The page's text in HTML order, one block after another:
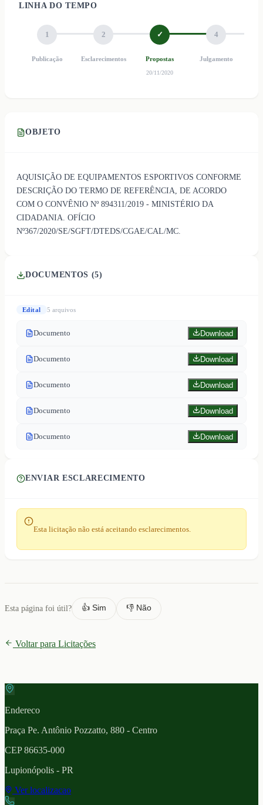
LINHA DO TEMPO
1
Publicação
2
Esclarecimentos
✓
Propostas
20/11/2020
4
Julgamento
OBJETO
AQUISIÇÃO DE EQUIPAMENTOS ESPORTIVOS CONFORME
DESCRIÇÃO DO TERMO DE REFERÊNCIA, DE ACORDO
COM O CONVÊNIO Nº 894311/2019 - MINISTÉRIO DA
CIDADANIA. OFÍCIO
Nº367/2020/SE/SGFT/DTEDS/CGAE/CAL/MC.
DOCUMENTOS (5)
Edital 5 arquivos
Documento Download
Documento Download
Documento Download
Documento Download
Documento Download
ENVIAR ESCLARECIMENTO
Esta licitação não está aceitando esclarecimentos.
Esta página foi útil? 👍 Sim 👎 Não
Voltar para Licitações
Endereco
Praça Pe. Antônio Pozzatto, 880 - Centro
CEP86635-000
Lupionópolis - PR
Ver localizacao